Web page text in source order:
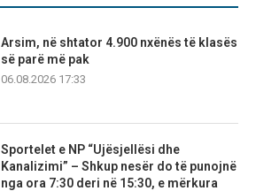
Arsim, në shtator 4.900 nxënës të klasës
së parë më pak
06.08.2026 17:33
Sportelet e NP “Ujësjellësi dhe
Kanalizimi” – Shkup nesër do të punojnë
nga ora 7:30 deri në 15:30, e mërkura